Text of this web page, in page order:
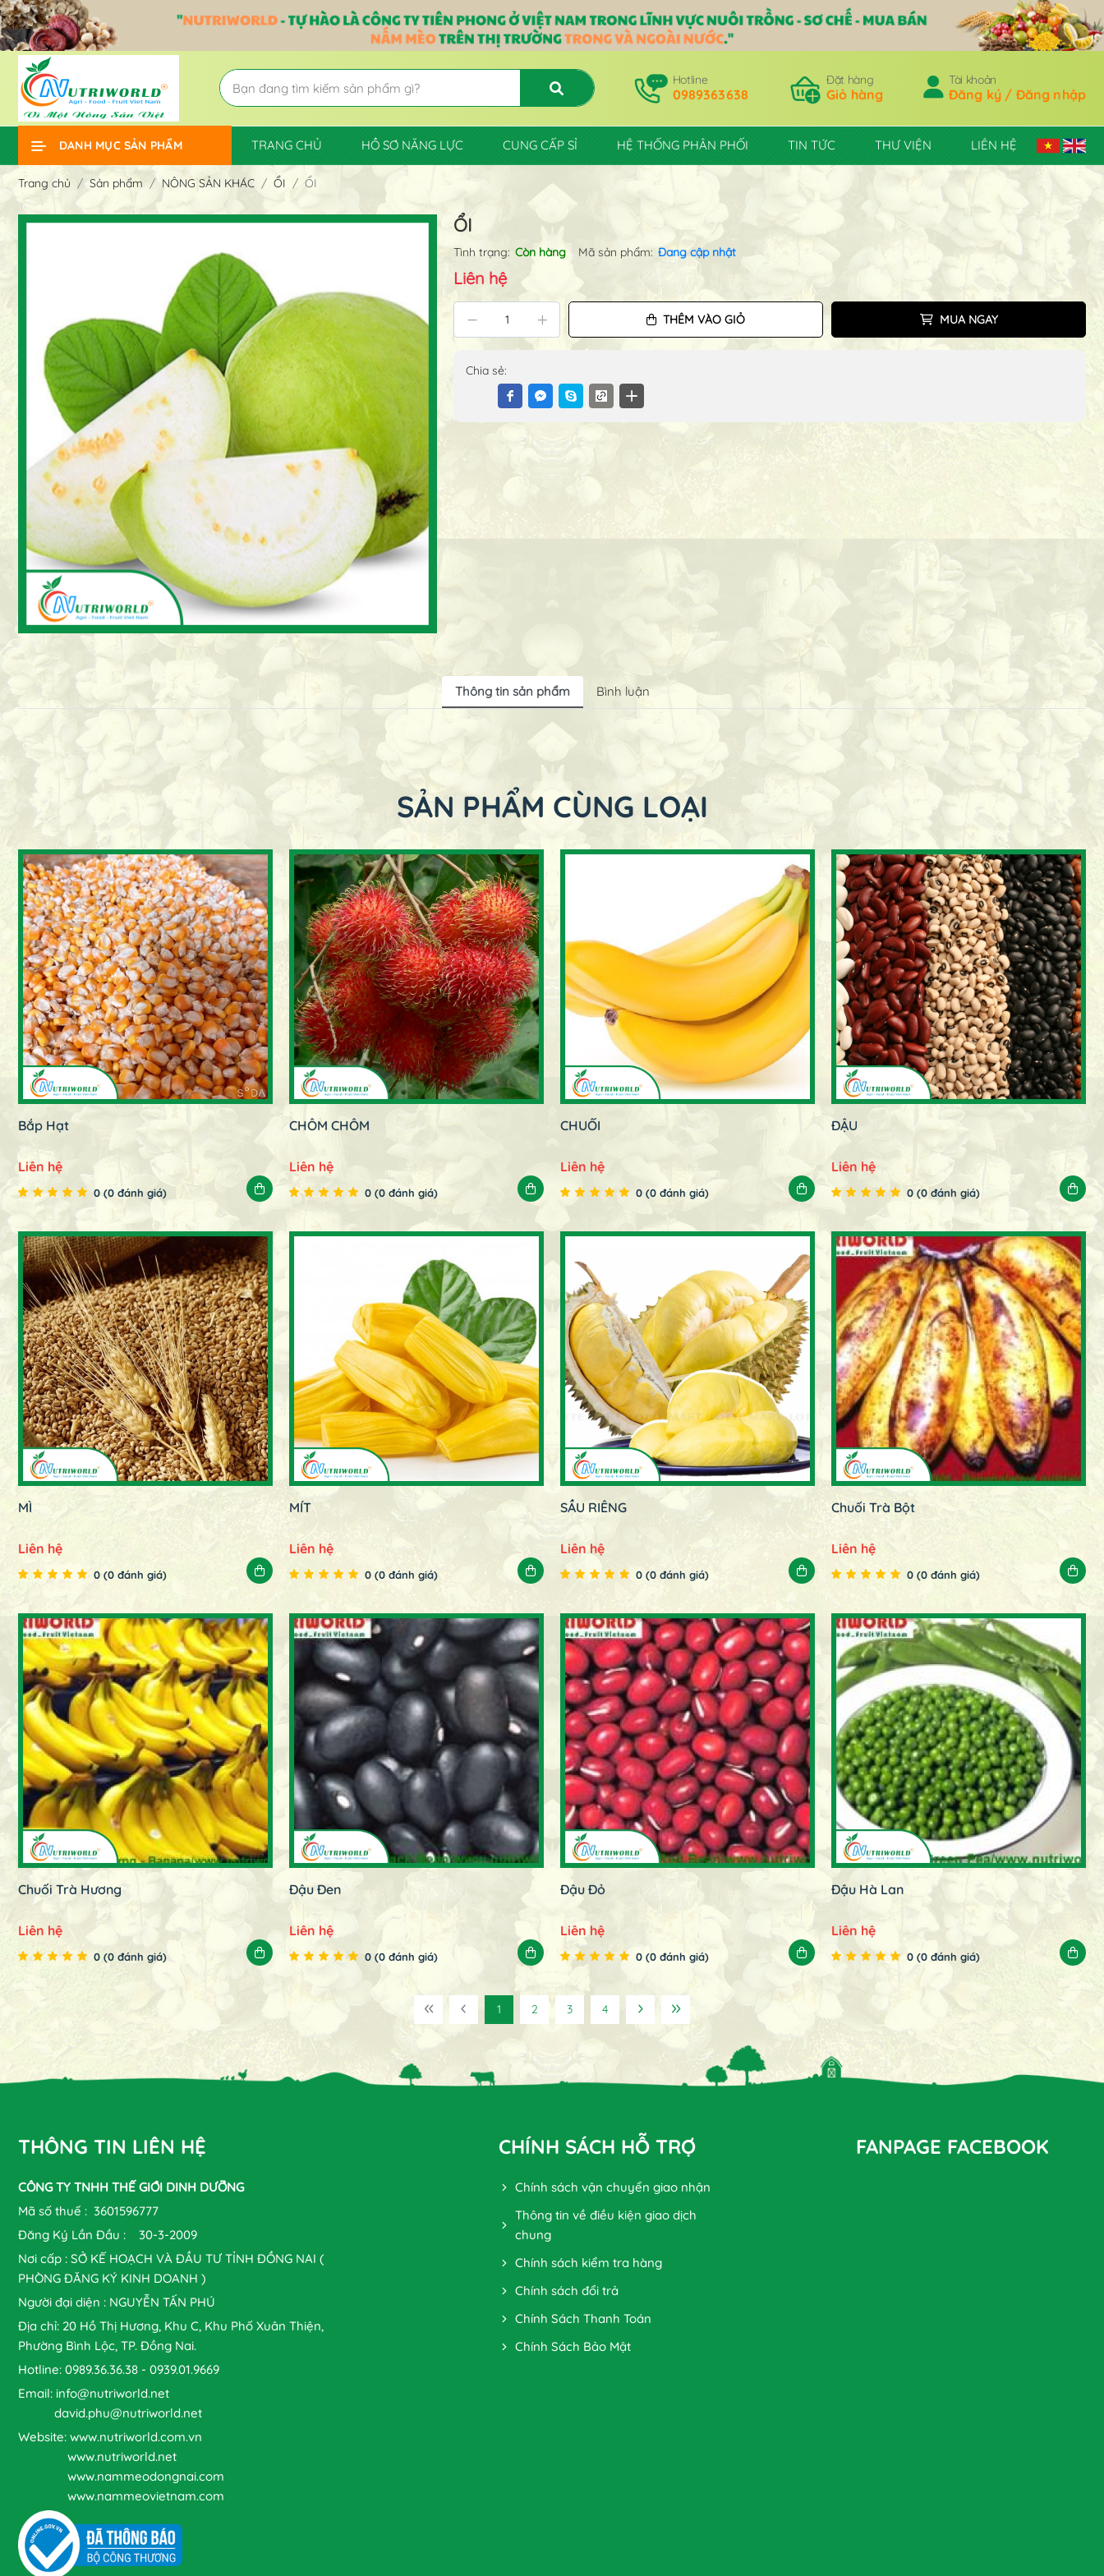
Hotline
0989363638
Đặt hàng
Giỏ hàng
Tài khoản
Đăng ký / Đăng nhập
DANH MỤC SẢN PHẨM TRANG CHỦ HỒ SƠ NĂNG LỰC CUNG CẤP SỈ HỆ THỐNG PHÂN PHỐI TIN TỨC THƯ VIỆN LIÊN HỆ
Trang chủ Sản phẩm NÔNG SẢN KHÁC ỔI ỔI
ỔI
Tình trạng: Còn hàng Mã sản phẩm: Đang cập nhật
Liên hệ
THÊM VÀO GIỎ MUA NGAY
Chia sẻ:
Thông tin sản phẩm Bình luận
SẢN PHẨM CÙNG LOẠI
Bắp Hạt
Liên hệ
0 (0 đánh giá)
CHÔM CHÔM
Liên hệ
0 (0 đánh giá)
CHUỐI
Liên hệ
0 (0 đánh giá)
ĐẬU
Liên hệ
0 (0 đánh giá)
MÌ
Liên hệ
0 (0 đánh giá)
MÍT
Liên hệ
0 (0 đánh giá)
SẦU RIÊNG
Liên hệ
0 (0 đánh giá)
Chuối Trà Bột
Liên hệ
0 (0 đánh giá)
Chuối Trà Hương
Liên hệ
0 (0 đánh giá)
Đậu Đen
Liên hệ
0 (0 đánh giá)
Đậu Đỏ
Liên hệ
0 (0 đánh giá)
Đậu Hà Lan
Liên hệ
0 (0 đánh giá)
1 2 3 4
THÔNG TIN LIÊN HỆ
CÔNG TY TNHH THẾ GIỚI DINH DƯỠNG
Mã số thuế : 3601596777
Đăng Ký Lần Đầu : 30-3-2009
Nơi cấp : SỞ KẾ HOẠCH VÀ ĐẦU TƯ TỈNH ĐỒNG NAI (
PHÒNG ĐĂNG KÝ KINH DOANH )
Người đại diện : NGUYỄN TẤN PHÚ
Địa chỉ: 20 Hồ Thị Hương, Khu C, Khu Phố Xuân Thiện,
Phường Bình Lộc, TP. Đồng Nai.
Hotline: 0989.36.36.38 - 0939.01.9669
Email: info@nutriworld.net
david.phu@nutriworld.net
Website: www.nutriworld.com.vn
www.nutriworld.net
www.nammeodongnai.com
www.nammeovietnam.com
CHÍNH SÁCH HỖ TRỢ
Chính sách vận chuyển giao nhận
Thông tin về điều kiện giao dịch
chung
Chính sách kiểm tra hàng
Chính sách đổi trả
Chính Sách Thanh Toán
Chính Sách Bảo Mật
FANPAGE FACEBOOK